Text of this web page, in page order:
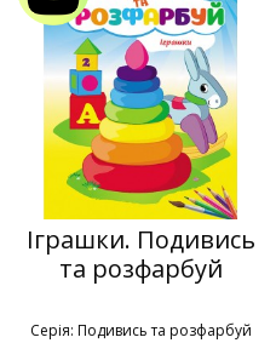
Іграшки. Подивись
та розфарбуй
Серія: Подивись та розфарбуй